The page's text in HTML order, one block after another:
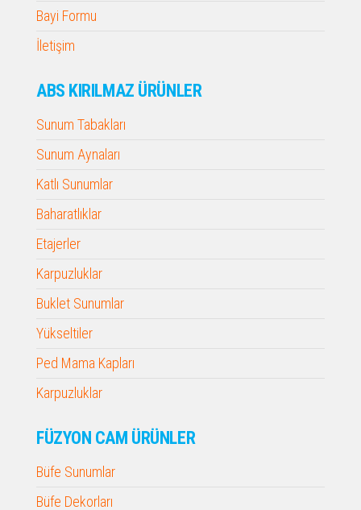
Bayi Formu
İletişim
ABS KIRILMAZ ÜRÜNLER
Sunum Tabakları
Sunum Aynaları
Katlı Sunumlar
Baharatlıklar
Etajerler
Karpuzluklar
Buklet Sunumlar
Yükseltiler
Ped Mama Kapları
Karpuzluklar
FÜZYON CAM ÜRÜNLER
Büfe Sunumlar
Büfe Dekorları